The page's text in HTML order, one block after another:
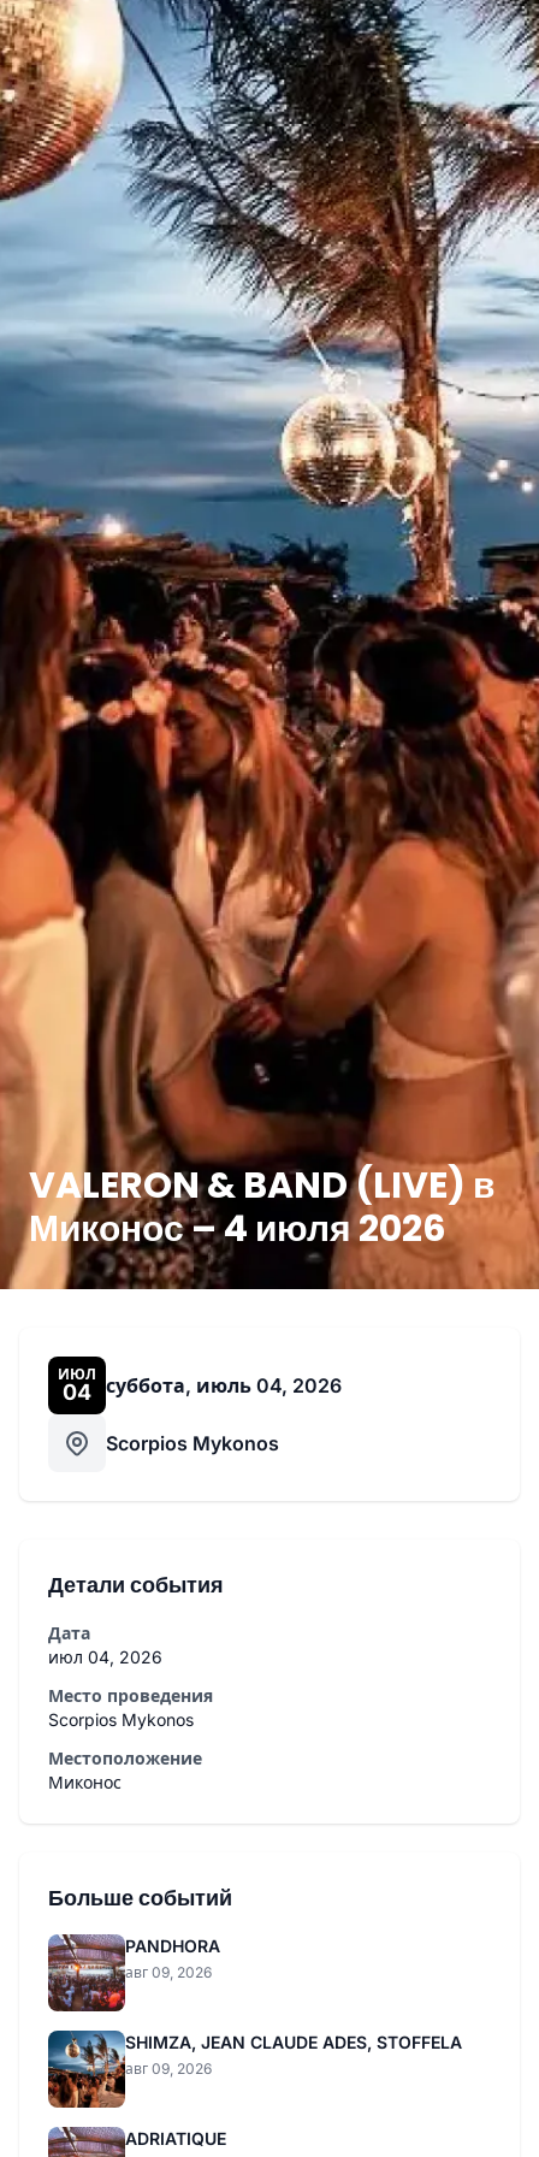
VALERON & BAND (LIVE) в
Миконос – 4 июля 2026
ИЮЛ
04 суббота, июль 04, 2026
Scorpios Mykonos
Детали события
Дата
июл 04, 2026
Место проведения
Scorpios Mykonos
Местоположение
Миконос
Больше событий
PANDHORA
авг 09, 2026
SHIMZA, JEAN CLAUDE ADES, STOFFELA
авг 09, 2026
ADRIATIQUE